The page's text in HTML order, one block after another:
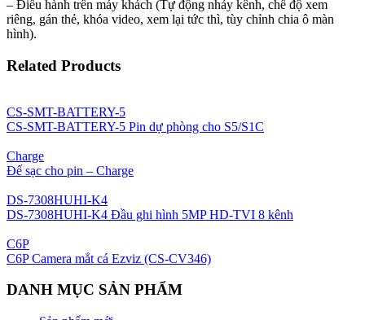
– Điều hành trên máy khách (Tự động nhảy kênh, chế độ xem
riêng, gán thẻ, khóa video, xem lại tức thì, tùy chỉnh chia ô màn
hình).
Related Products
CS-SMT-BATTERY-5
CS-SMT-BATTERY-5 Pin dự phòng cho S5/S1C
Charge
Đế sạc cho pin – Charge
DS-7308HUHI-K4
DS-7308HUHI-K4 Đầu ghi hình 5MP HD-TVI 8 kênh
C6P
C6P Camera mắt cá Ezviz (CS-CV346)
DANH MỤC SẢN PHẨM